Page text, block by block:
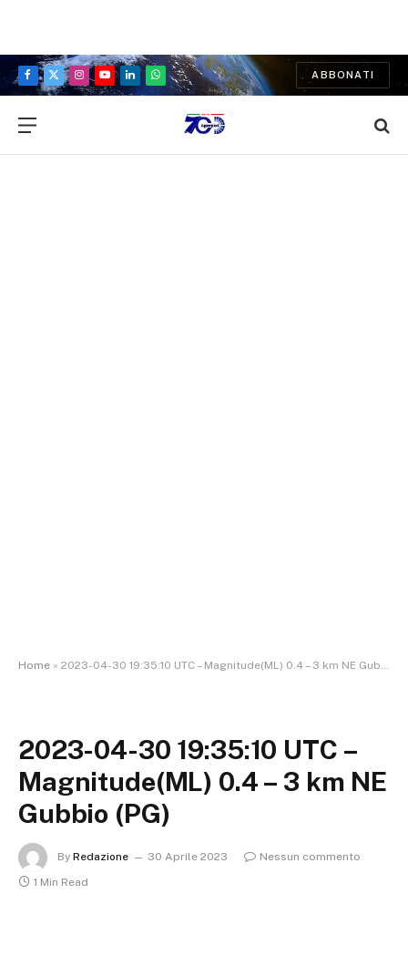
Facebook
X
Instagram
YouTubeLinkedInWhatsApp
ABBONATI
Home » 2023-04-30 19:35:10 UTC – Magnitude(ML) 0.4 – 3 km NE Gubbio (PG)
2023-04-30 19:35:10 UTC –
Magnitude(ML) 0.4 – 3 km NE
Gubbio (PG)
By Redazione 30 Aprile 2023
Nessun commento
1 Min Read